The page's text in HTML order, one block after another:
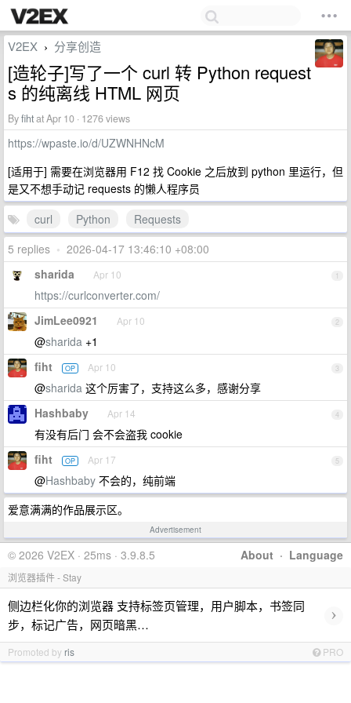
V2EX › 分享创造
[造轮子]写了一个 curl 转 Python request
s 的纯离线 HTML 网页
Byfihtat Apr 10 · 1276 views
https://wpaste.io/d/UZWNHNcM
[适用于] 需要在浏览器用 F12 找 Cookie 之后放到 python 里运行，但
是又不想手动记 requests 的懒人程序员
curl
Python
Requests
5 replies • 2026-04-17 13:46:10 +08:00
1
sharida Apr 10
https://curlconverter.com/
2
JimLee0921 Apr 10
@sharida +1
3
fiht OP Apr 10
@sharida 这个厉害了，支持这么多，感谢分享
4
Hashbaby Apr 14
有没有后门 会不会盗我 cookie
5
fiht OP Apr 17
@Hashbaby 不会的，纯前端
爱意满满的作品展示区。
Advertisement
About · Language
© 2026 V2EX · 25ms · 3.9.8.5
浏览器插件 - Stay
侧边栏化你的浏览器 支持标签页管理，用户脚本，书签同
步，标记广告，网页暗黑…
›
Promoted by ris PRO